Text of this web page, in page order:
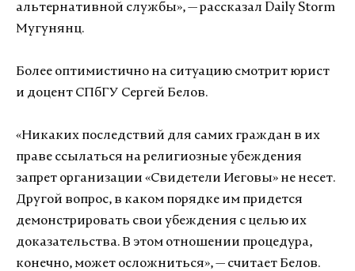
альтернативной службы», — рассказал Daily Storm
Мугунянц.
Более оптимистично на ситуацию смотрит юрист
и доцент СПбГУ Сергей Белов.
«Никаких последствий для самих граждан в их
праве ссылаться на религиозные убеждения
запрет организации «Свидетели Иеговы» не несет.
Другой вопрос, в каком порядке им придется
демонстрировать свои убеждения с целью их
доказательства. В этом отношении процедура,
конечно, может осложниться», — считает Белов.